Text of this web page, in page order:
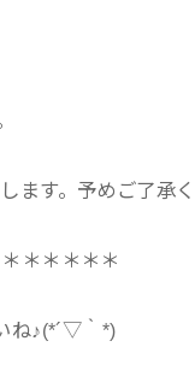
ます。予めご了承く
＊＊＊＊＊
ね♪(*´▽｀*)